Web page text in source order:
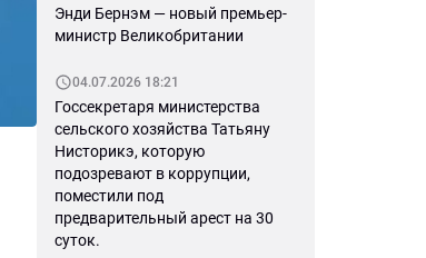
Энди Бернэм — новый премьер-
министр Великобритании
04.07.2026 18:21
Госсекретаря министерства
сельского хозяйства Татьяну
Нисторикэ, которую
подозревают в коррупции,
поместили под
предварительный арест на 30
суток.